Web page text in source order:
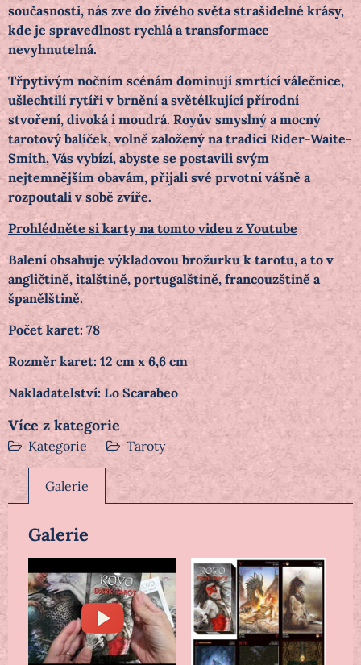
současnosti, nás zve do živého světa strašidelné krásy,
kde je spravedlnost rychlá a transformace
nevyhnutelná.
Třpytivým nočním scénám dominují smrtící válečnice,
ušlechtilí rytíři v brnění a světélkující přírodní
stvoření, divoká i moudrá. Royův smyslný a mocný
tarotový balíček, volně založený na tradici Rider-Waite-
Smith, Vás vybízí, abyste se postavili svým
nejtemnějším obavám, přijali své prvotní vášně a
rozpoutali v sobě zvíře.
Prohlédněte si karty na tomto videu z Youtube
Balení obsahuje výkladovou brožurku k tarotu, a to v
angličtině, italštině, portugalštině, francouzštině a
španělštině.
Počet karet: 78
Rozměr karet: 12 cm x 6,6 cm
Nakladatelství: Lo Scarabeo
Více z kategorie
Kategorie Taroty
Galerie
Galerie